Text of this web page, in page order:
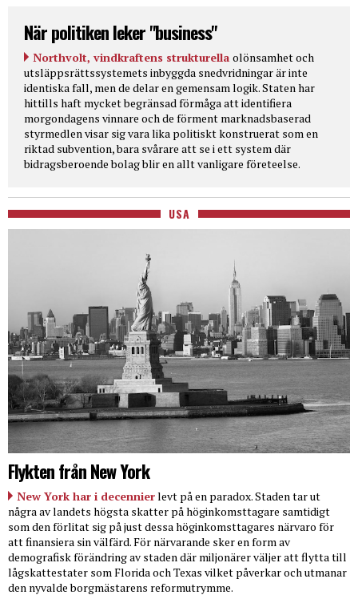
När politiken leker "business"
Northvolt, vindkraftens strukturella olönsamhet och
utsläppsrättssystemets inbyggda snedvridningar är inte
identiska fall, men de delar en gemensam logik. Staten har
hittills haft mycket begränsad förmåga att identifiera
morgondagens vinnare och de förment marknadsbaserad
styrmedlen visar sig vara lika politiskt konstruerat som en
riktad subvention, bara svårare att se i ett system där
bidragsberoende bolag blir en allt vanligare företeelse.
USA
Flykten från New York
New York har i decennierlevt på en paradox. Staden tar ut
några av landets högsta skatter på höginkomsttagare samtidigt
som den förlitat sig på just dessa höginkomsttagares närvaro för
att finansiera sin välfärd. För närvarande sker en form av
demografisk förändring av staden där miljonärer väljer att flytta till
lågskattestater som Florida och Texas vilket påverkar och utmanar
den nyvalde borgmästarens reformutrymme.